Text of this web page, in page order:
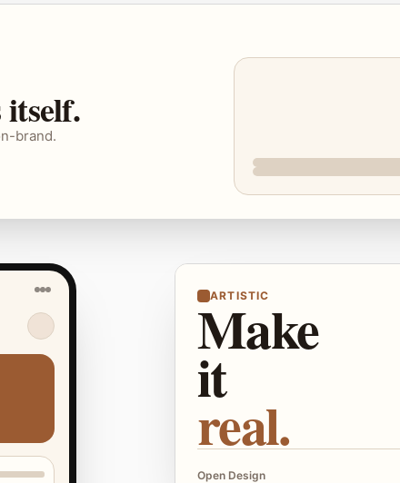
itself.
brand.
ARTISTIC
Make
it
real.
Open Design